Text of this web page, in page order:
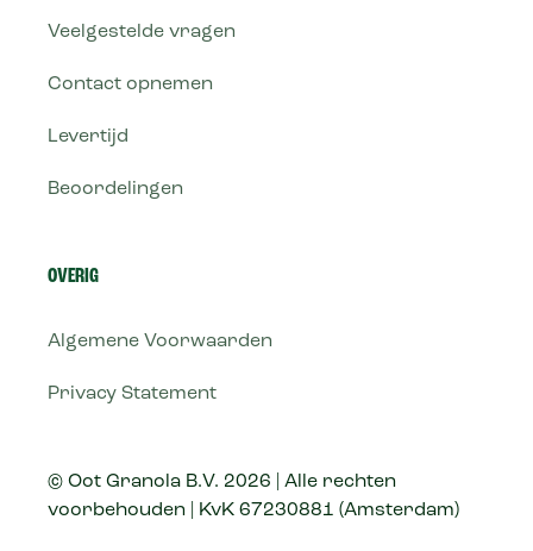
Veelgestelde vragen
Contact opnemen
Levertijd
Beoordelingen
OVERIG
Algemene Voorwaarden
Privacy Statement
© Oot Granola B.V. 2026 | Alle rechten
voorbehouden | KvK 67230881 (Amsterdam)